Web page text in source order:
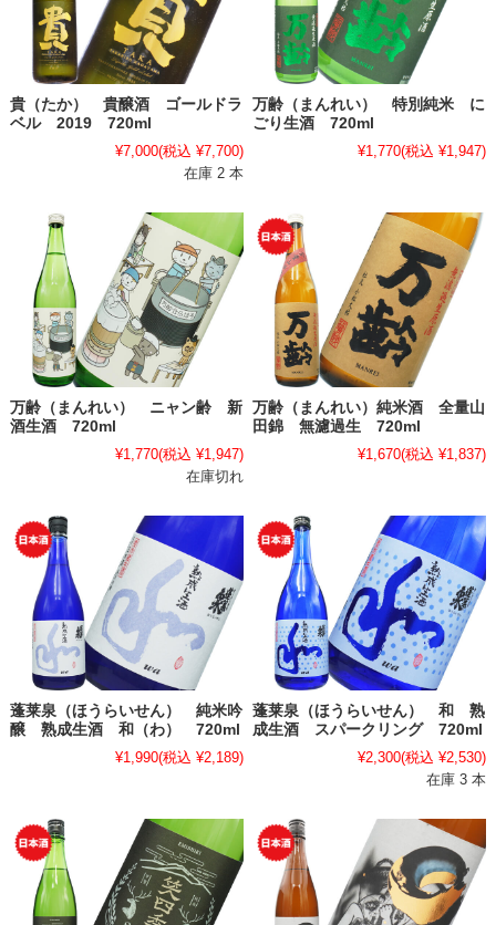
貴（たか） 貴醸酒 ゴールドラ
ベル 2019 720ml
¥7,000(税込 ¥7,700)
在庫 2 本
万齢（まんれい） 特別純米 に
ごり生酒 720ml
¥1,770(税込 ¥1,947)
万齢（まんれい） ニャン齢 新
酒生酒 720ml
¥1,770(税込 ¥1,947)
在庫切れ
万齢（まんれい）純米酒 全量山
田錦 無濾過生 720ml
¥1,670(税込 ¥1,837)
蓬莱泉（ほうらいせん） 純米吟
醸 熟成生酒 和（わ） 720ml
¥1,990(税込 ¥2,189)
蓬莱泉（ほうらいせん） 和 熟
成生酒 スパークリング 720ml
¥2,300(税込 ¥2,530)
在庫 3 本